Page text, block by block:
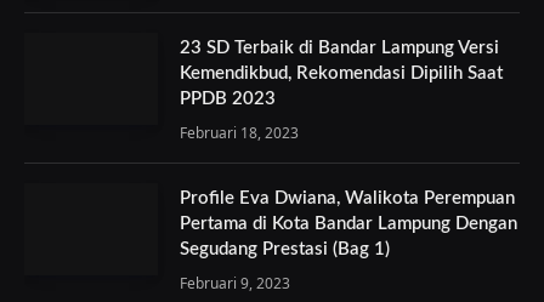
23 SD Terbaik di Bandar Lampung Versi
Kemendikbud, Rekomendasi Dipilih Saat
PPDB 2023
Februari 18, 2023
Profile Eva Dwiana, Walikota Perempuan
Pertama di Kota Bandar Lampung Dengan
Segudang Prestasi (Bag 1)
Februari 9, 2023